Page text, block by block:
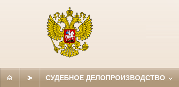
СУДЕБНОЕ ДЕЛОПРОИЗВОДСТВО